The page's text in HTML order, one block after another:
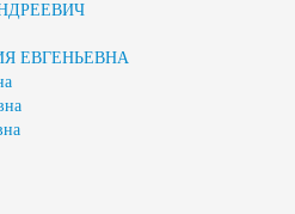
ЕВГЕНЬЕВНА